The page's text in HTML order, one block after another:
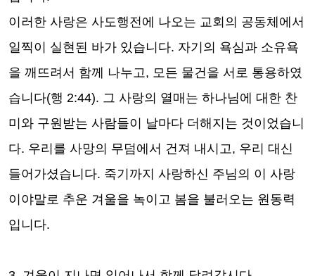
이러한 사랑은 사도행전에 나오는 교회의 공동체에서
일찍이 실현된 바가 있습니다. 자기의 욕심과 소유욕
을 깨뜨려서 함께 나누고, 모든 물건을 서로 통용하였
습니다(행 2:44). 그 사랑의 열매는 하나님에 대한 찬
미와 구원받는 사람들이 날마다 더해지는 것이었습니
다. 우리를 사망의 무덤에서 건져 내시고, 우리 대신
들어가셨습니다. 죽기까지 사랑하신 주님의 이 사랑
이야말로 추운 겨울을 녹이고 봄을 불러오는 원동력
입니다.